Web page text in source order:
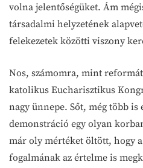
volna jelentőségüket. Ám
társadalmi helyzetének
felekezetek közötti viszony
Nos, számomra, mint
katolikus Eucharisztikus
nagy ünnepe. Sőt, még több
demonstráció egy olyan
már oly mértéket öltött, hogy
fogalmának az értelme is